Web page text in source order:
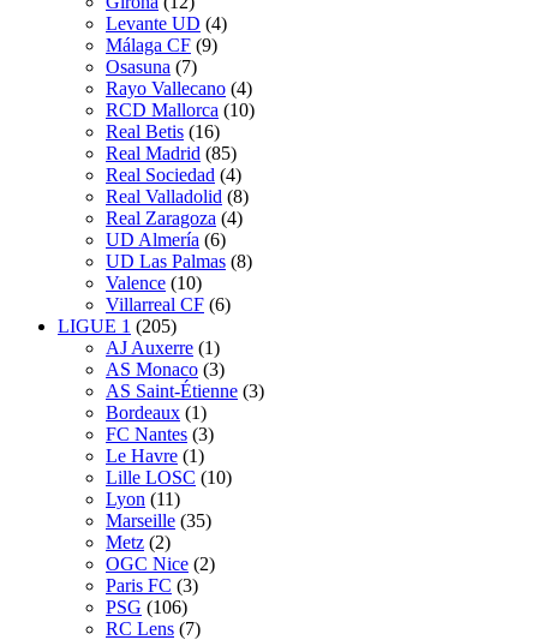
Levante UD (4)
Málaga CF (9)
Osasuna (7)
Rayo Vallecano (4)
RCD Mallorca (10)
Real Betis (16)
Real Madrid (85)
Real Sociedad (4)
Real Valladolid (8)
Real Zaragoza (4)
UD Almería (6)
UD Las Palmas (8)
Valence (10)
Villarreal CF (6)
LIGUE 1 (205)
AJ Auxerre (1)
AS Monaco (3)
AS Saint-Étienne (3)
Bordeaux (1)
FC Nantes (3)
Le Havre (1)
Lille LOSC (10)
Lyon (11)
Marseille (35)
Metz (2)
OGC Nice (2)
Paris FC (3)
PSG (106)
RC Lens (7)